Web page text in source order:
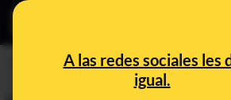
A las redes sociales les
igual.
crado en laboratorio